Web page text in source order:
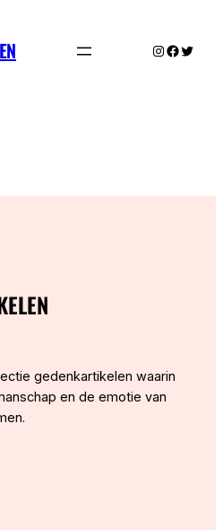
Instagram
Twitter
gedenkartikelen waarin
en de emotie van